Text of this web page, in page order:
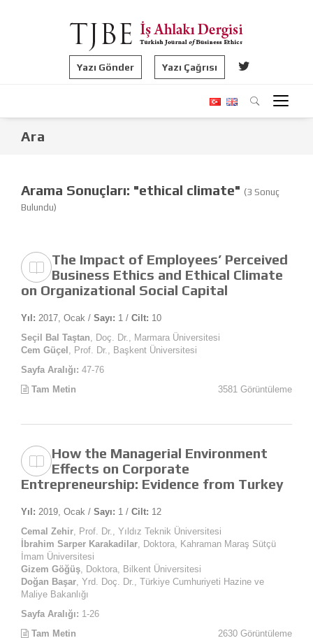
Yazı Gönder Yazı Çağrısı
Ara
Arama Sonuçları: "ethical climate" (3 Sonuç
Bulundu)
The Impact of Employees’ Perceived
Business Ethics and Ethical Climate
on Organizational Social Capital
Yıl: 2017, Ocak / Sayı: 1 / Cilt: 10
Seçil Bal Taştan , Doç. Dr., Marmara Üniversitesi
Cem Güçel , Prof. Dr., Başkent Üniversitesi
Sayfa Aralığı: 47-76
Tam Metin
3581 Görüntüleme
How the Managerial Environment
Effects on Corporate
Entrepreneurship: Evidence from Turkey
Yıl: 2019, Ocak / Sayı: 1 / Cilt: 12
Cemal Zehir , Prof. Dr., Yıldız Teknik Üniversitesi
İbrahim Sarper Karakadilar , Doktora, Kahraman Maraş Sütçü
İmam Üniversitesi
Gizem Göğüş , Doktora, Bilkent Üniversitesi
Doğan Başar , Yrd. Doç. Dr., Türkiye Cumhuriyeti Hazine ve
Maliye Bakanlığı
Sayfa Aralığı: 1-26
Tam Metin
2630 Görüntüleme